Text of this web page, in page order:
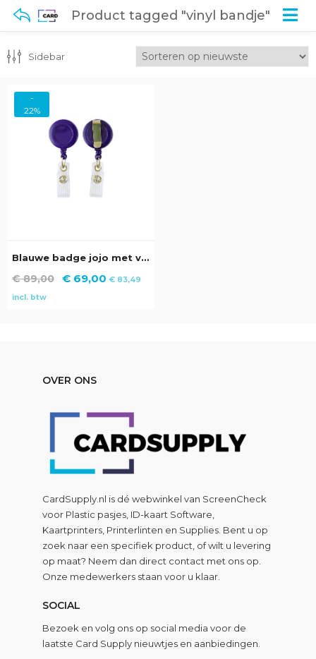
Product tagged "vinyl bandje"
Sidebar
-
22%
Blauwe badge jojo met vinyl bandje (100 stuks)
€89,00
Oorspronkelijke
€ 69,00 Huidige
€ 83,49
incl. btw
OVER ONS
CardSupply.nl is dé webwinkel van ScreenCheck
voor Plastic pasjes, ID-kaart Software,
Kaartprinters, Printerlinten en Supplies. Bent u op
zoek naar een specifiek product, of wilt u levering
op maat? Neem dan direct contact met ons op.
Onze medewerkers staan voor u klaar.
SOCIAL
Bezoek en volg ons op social media voor de
laatste Card Supply nieuwtjes en aanbiedingen.